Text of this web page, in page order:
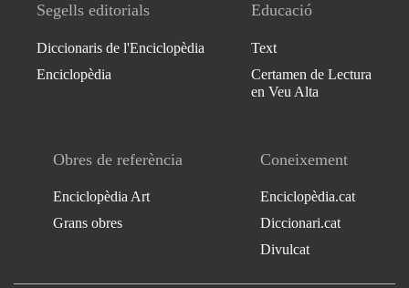
Segells editorials
Diccionaris de l'Enciclopèdia
Enciclopèdia
Educació
Text
Certamen de Lectura
en Veu Alta
Obres de referència
Enciclopèdia Art
Grans obres
Coneixement
Enciclopèdia.cat
Diccionari.cat
Divulcat